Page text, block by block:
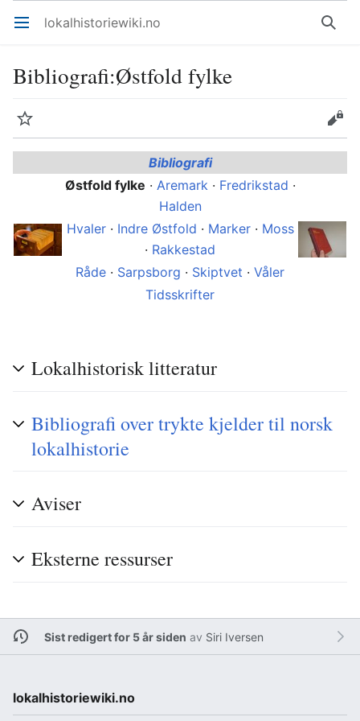
Åpne hovedmenyen lokalhistoriewiki.no Søk
Bibliografi:Østfold fylke
Overvåk Rediger
Bibliografi
Østfold fylke · Aremark· Fredrikstad ·
Halden
Hvaler· Indre Østfold · Marker· Moss
· Rakkestad
Råde · Sarpsborg · Skiptvet · Våler
Tidsskrifter
Lokalhistorisk litteratur
Bibliografi over trykte kjelder til norsk
lokalhistorie
Aviser
Eksterne ressurser
Sist redigert for 5 år siden av Siri Iversen
lokalhistoriewiki.no